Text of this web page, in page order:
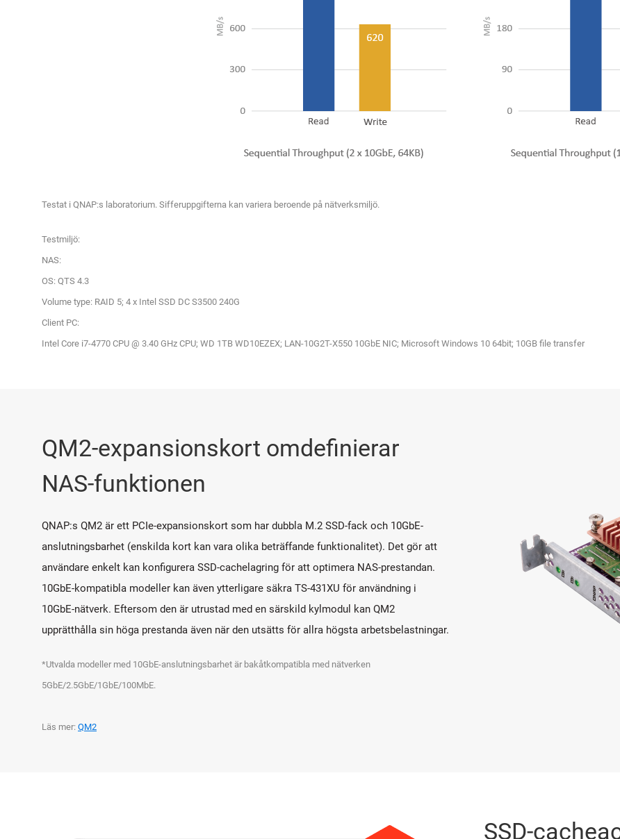
Testat i QNAP:s laboratorium. Sifferuppgifterna kan variera beroende på nätverksmiljö.
Testmiljö:
NAS:
OS: QTS 4.3
Volume type: RAID 5; 4 x Intel SSD DC S3500 240G
Client PC:
Intel Core i7-4770 CPU @ 3.40 GHz CPU; WD 1TB WD10EZEX; LAN-10G2T-X550 10GbE NIC; Microsoft Windows 10 64bit; 10GB file transfer
QM2-expansionskort omdefinierar
NAS-funktionen
QNAP:s QM2 är ett PCIe-expansionskort som har dubbla M.2 SSD-fack och 10GbE-
anslutningsbarhet (enskilda kort kan vara olika beträffande funktionalitet). Det gör att
användare enkelt kan konfigurera SSD-cachelagring för att optimera NAS-prestandan.
10GbE-kompatibla modeller kan även ytterligare säkra TS-431XU för användning i
10GbE-nätverk. Eftersom den är utrustad med en särskild kylmodul kan QM2
upprätthålla sin höga prestanda även när den utsätts för allra högsta arbetsbelastningar.
*Utvalda modeller med 10GbE-anslutningsbarhet är bakåtkompatibla med nätverken
5GbE/2.5GbE/1GbE/100MbE.
Läs mer: QM2
SSD-